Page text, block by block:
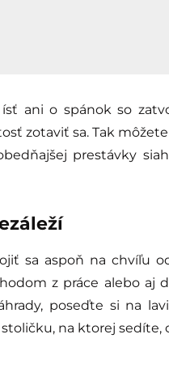
ani o spánok so
zotaviť sa. Tak
prestávky
sa aspoň na chvíľu
z práce alebo aj
poseďte si na
na ktorej sedíte,